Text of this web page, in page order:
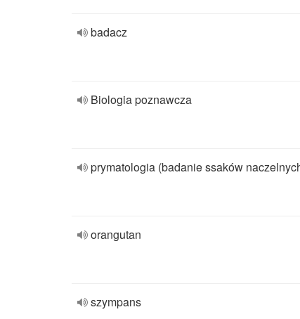
badacz
Biologia poznawcza
prymatologia (badanie ssaków
orangutan
szympans